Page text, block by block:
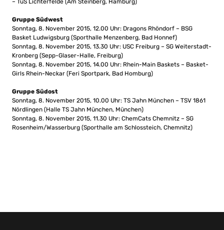
– TuS Lichterfelde (Am Steinberg, Hamburg)
Gruppe Südwest
Sonntag, 8. November 2015, 12.00 Uhr: Dragons Rhöndorf – BSG
Basket Ludwigsburg (Sporthalle Menzenberg, Bad Honnef)
Sonntag, 8. November 2015, 13.30 Uhr: USC Freiburg – SG Weiterstadt-
Kronberg (Sepp-Glaser-Halle, Freiburg)
Sonntag, 8. November 2015, 14.00 Uhr: Rhein-Main Baskets – Basket-
Girls Rhein-Neckar (Feri Sportpark, Bad Homburg)
Gruppe Südost
Sonntag, 8. November 2015, 10.00 Uhr: TS Jahn München – TSV 1861
Nördlingen (Halle TS Jahn München, München)
Sonntag, 8. November 2015, 11.30 Uhr: ChemCats Chemnitz – SG
Rosenheim/Wasserburg (Sporthalle am Schlossteich, Chemnitz)